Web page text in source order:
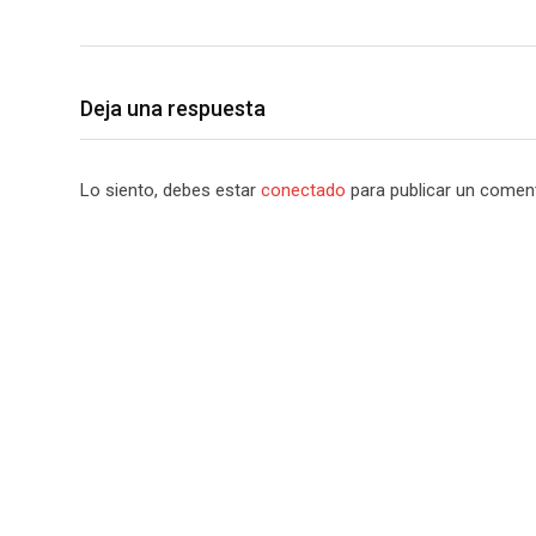
Deja una respuesta
Lo siento, debes estar conectado para publicar un